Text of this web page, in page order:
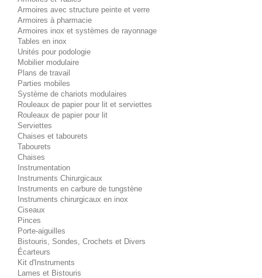
Armoires avec structure peinte et verre
Armoires à pharmacie
Armoires inox et systèmes de rayonnage
Tables en inox
Unités pour podologie
Mobilier modulaire
Plans de travail
Parties mobiles
Système de chariots modulaires
Rouleaux de papier pour lit et serviettes
Rouleaux de papier pour lit
Serviettes
Chaises et tabourets
Tabourets
Chaises
Instrumentation
Instruments Chirurgicaux
Instruments en carbure de tungstène
Instruments chirurgicaux en inox
Ciseaux
Pinces
Porte-aiguilles
Bistouris, Sondes, Crochets et Divers
Écarteurs
Kit d'Instruments
Lames et Bistouris